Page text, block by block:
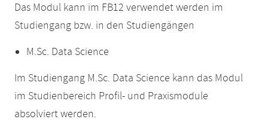
Das Modul kann im FB12 verwendet werden im
Studiengang bzw. in den Studiengängen
M.Sc. Data Science
Im Studiengang M.Sc. Data Science kann das Modul
im Studienbereich Profil- und Praxismodule
absolviert werden.